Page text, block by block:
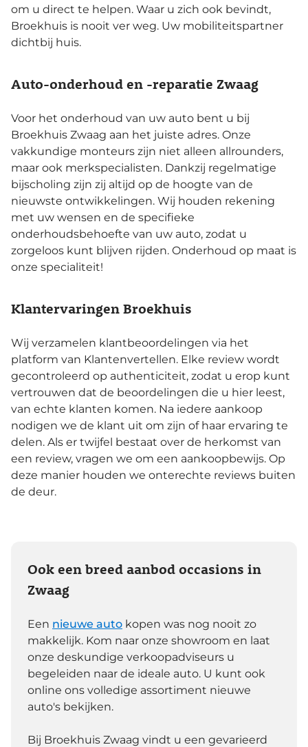
om u direct te helpen. Waar u zich ook bevindt,
Broekhuis is nooit ver weg. Uw mobiliteitspartner
dichtbij huis.
Auto-onderhoud en -reparatie Zwaag
Voor het onderhoud van uw auto bent u bij
Broekhuis Zwaag aan het juiste adres. Onze
vakkundige monteurs zijn niet alleen allrounders,
maar ook merkspecialisten. Dankzij regelmatige
bijscholing zijn zij altijd op de hoogte van de
nieuwste ontwikkelingen. Wij houden rekening
met uw wensen en de specifieke
onderhoudsbehoefte van uw auto, zodat u
zorgeloos kunt blijven rijden. Onderhoud op maat is
onze specialiteit!
Klantervaringen Broekhuis
Wij verzamelen klantbeoordelingen via het
platform van Klantenvertellen. Elke review wordt
gecontroleerd op authenticiteit, zodat u erop kunt
vertrouwen dat de beoordelingen die u hier leest,
van echte klanten komen. Na iedere aankoop
nodigen we de klant uit om zijn of haar ervaring te
delen. Als er twijfel bestaat over de herkomst van
een review, vragen we om een aankoopbewijs. Op
deze manier houden we onterechte reviews buiten
de deur.
Ook een breed aanbod occasions in
Zwaag
Een nieuwe auto kopen was nog nooit zo
makkelijk. Kom naar onze showroom en laat
onze deskundige verkoopadviseurs u
begeleiden naar de ideale auto. U kunt ook
online ons volledige assortiment nieuwe
auto's bekijken.
Bij Broekhuis Zwaag vindt u een gevarieerd